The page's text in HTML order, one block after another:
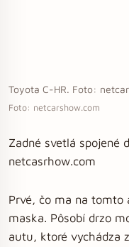
Toyota C-HR. Foto:
Foto: netcarshow.com
Zadné svetlá spojené
netcasrhow.com
Prvé, čo ma na tomto
maska. Pôsobí drzo
autu, ktoré vychádza